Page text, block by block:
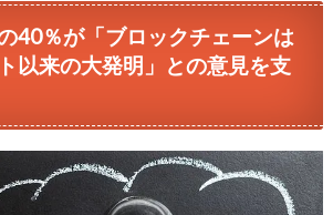
40％が「ブロックチェーンは
以来の大発明」との意見を支